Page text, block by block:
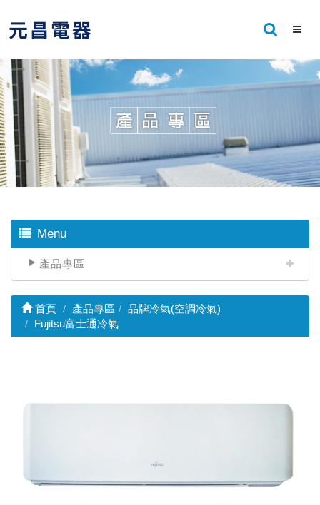
Menu
產品專區
首頁 產品專區
品牌冷氣(空調冷氣)
Fujitsu富士通冷氣